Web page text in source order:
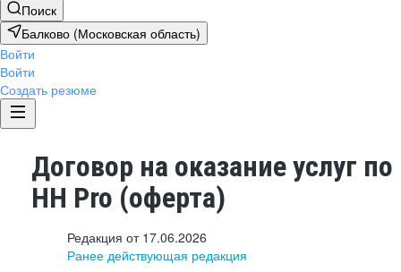
Поиск
Балково (Московская область)
Войти
Войти
Создать резюме
Договор на оказание услуг
HH Pro (оферта)
Редакция от 17.06.2026
Ранее действующая редакция